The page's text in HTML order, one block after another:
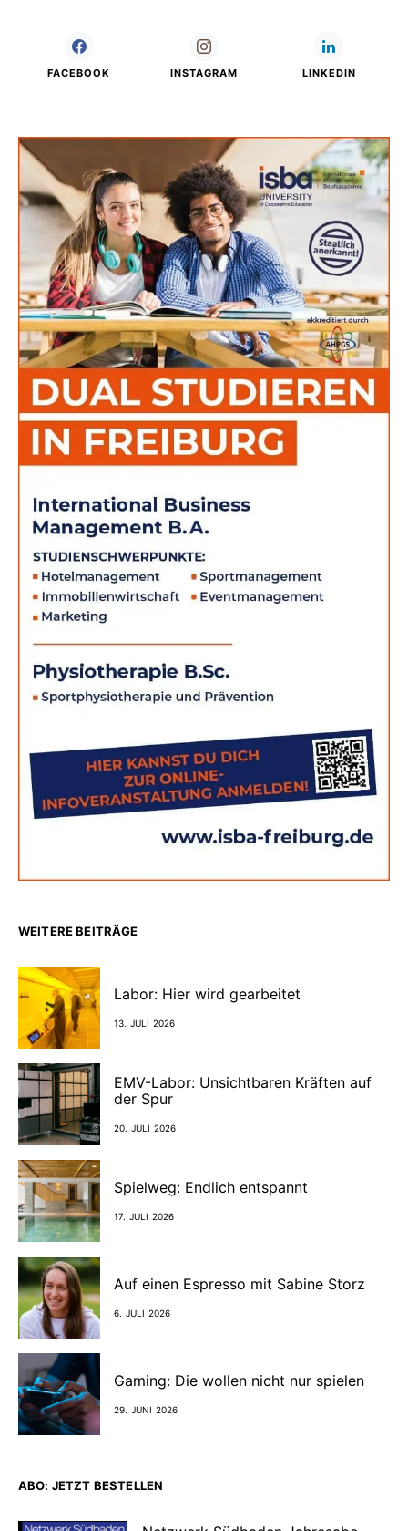
FACEBOOK INSTAGRAM LINKEDIN
WEITERE BEITRÄGE
Labor: Hier wird gearbeitet
13. JULI 2026
EMV-Labor: Unsichtbaren Kräften auf
der Spur
20. JULI 2026
Spielweg: Endlich entspannt
17. JULI 2026
Auf einen Espresso mit Sabine Storz
6. JULI 2026
Gaming: Die wollen nicht nur spielen
29. JUNI 2026
ABO: JETZT BESTELLEN